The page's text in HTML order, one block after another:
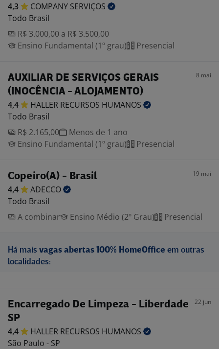
4,3 COMPANY SERVIÇOS
Todo Brasil
R$ 3.000,00 a R$ 3.500,00
Ensino Fundamental (1º grau)
Presencial
AUXILIAR DE SERVIÇOS GERAIS
(INOCÊNCIA - ALOJAMENTO)
8 mai
4,4 HALLER RECURSOS HUMANOS
Todo Brasil
R$ 2.165,00
Menos de 1 ano
Ensino Fundamental (1º grau)
Presencial
Copeiro(A) - Brasil 19 mai
4,4
ADECCO
Todo Brasil
A combinar
Ensino Médio (2º Grau) Presencial
Há mais vagas abertas 100% HomeOffice em outras
localidades:
Encarregado De Limpeza - Liberdade
SP
22 jun
4,4 HALLER RECURSOS HUMANOS
São Paulo - SP